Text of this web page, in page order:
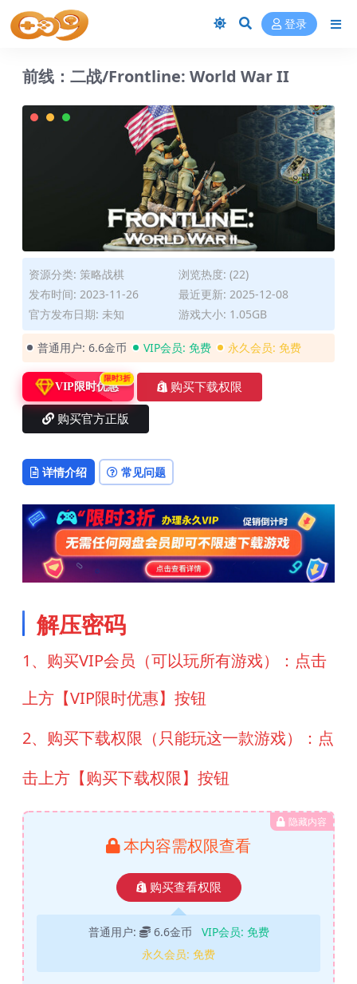
登录
前线：二战/Frontline: World War II
资源分类: 策略战棋
浏览热度: (22)
发布时间: 2023-11-26
最近更新: 2025-12-08
官方发布日期: 未知
游戏大小: 1.05GB
普通用户: 6.6金币 VIP会员: 免费 永久会员: 免费
VIP限时优惠
限时3折
购买下载权限
购买官方正版
详情介绍 常见问题
解压密码
1、购买VIP会员（可以玩所有游戏）：点击
上方【VIP限时优惠】按钮
2、购买下载权限（只能玩这一款游戏）：点
击上方【购买下载权限】按钮
隐藏内容
本内容需权限查看
购买查看权限
普通用户: 6.6金币 VIP会员: 免费
永久会员: 免费